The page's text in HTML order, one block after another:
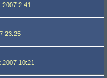
2007 2:41
23:25
2007 10:21